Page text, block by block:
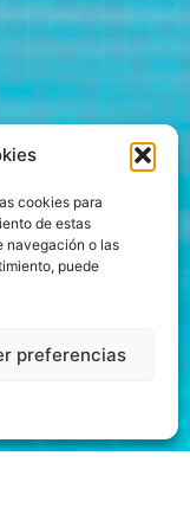
cookies para
de estas
navegación o las
puede
preferencias